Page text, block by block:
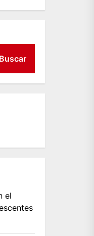
Buscar
el